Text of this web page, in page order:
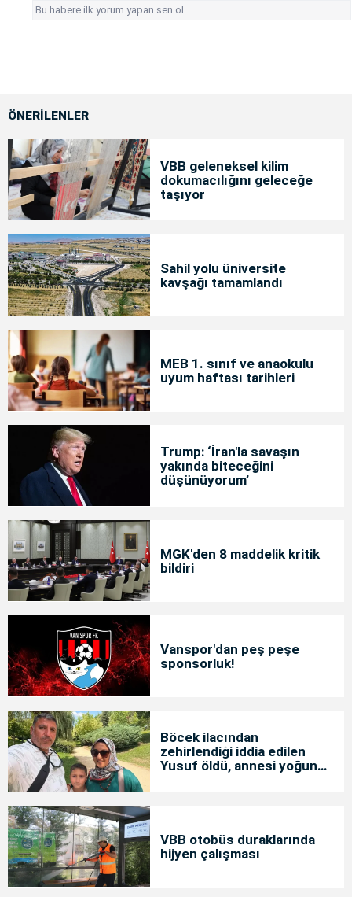
Bu habere ilk yorum yapan sen ol.
ÖNERİLENLER
VBB geleneksel kilim
dokumacılığını geleceğe
taşıyor
Sahil yolu üniversite
kavşağı tamamlandı
MEB 1. sınıf ve anaokulu
uyum haftası tarihleri
Trump: ‘İran'la savaşın
yakında biteceğini
düşünüyorum’
MGK'den 8 maddelik kritik
bildiri
Vanspor'dan peş peşe
sponsorluk!
Böcek ilacından
zehirlendiği iddia edilen
Yusuf öldü, annesi yoğun
VBB otobüs duraklarında
hijyen çalışması